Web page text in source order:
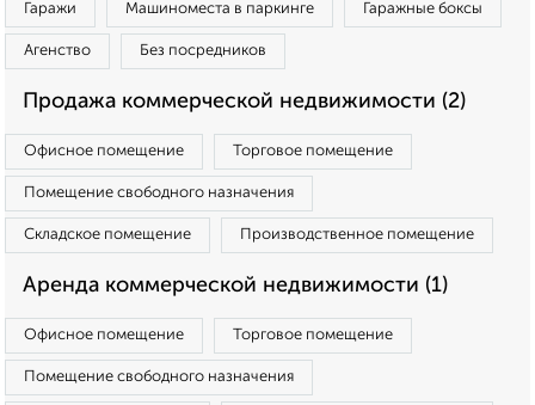
Гаражи Машиноместа в паркинге Гаражные боксы
Агенство Без посредников
Продажа коммерческой недвижимости (2)
Офисное помещение Торговое помещение
Помещение свободного назначения
Складское помещение Производственное помещение
Аренда коммерческой недвижимости (1)
Офисное помещение Торговое помещение
Помещение свободного назначения